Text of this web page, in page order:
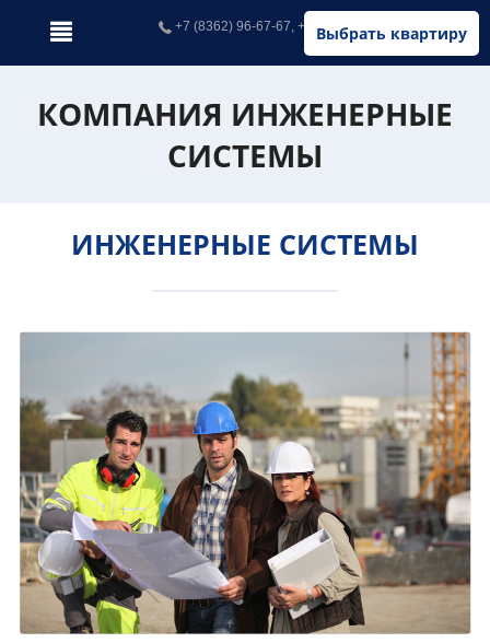
Выбрать квартиру
+7 (8362) 96-67-67, +7 (902) 326-67-67
КОМПАНИЯ ИНЖЕНЕРНЫЕ
СИСТЕМЫ
ИНЖЕНЕРНЫЕ СИСТЕМЫ